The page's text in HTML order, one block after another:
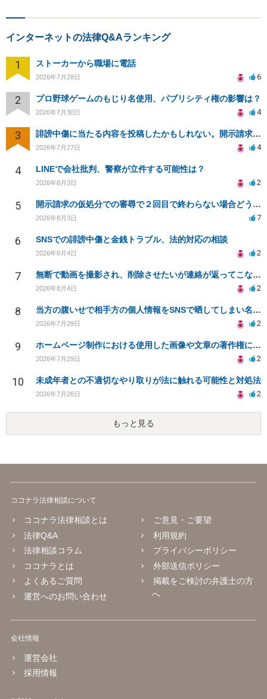
インターネットの法律Q&Aランキング
1 ストーカーから職場に電話
2026年7月28日 6
2 プロ野球ゲームのもじり名使用、パブリシティ権の影響は？
2026年7月30日 4
3 誹謗中傷に当たる内容を投稿したかもしれない。開示請求や民事刑事裁判に発展しうるのか教えて欲しい。
2026年7月27日 4
4 LINEで会社批判、警察が立件する可能性は？
2026年8月3日 2
5 開示請求の仮処分での審尋で２回目で終わらない場合どうしたらいいですか
2026年8月3日 7
6 SNSでの誹謗中傷と金銭トラブル、法的対応の相談
2026年8月4日 2
7 無断で動画を撮影され、削除させたいが連絡が返ってこない。
2026年8月4日 2
8 当方の腹いせで相手方の個人情報をSNSで晒してしまい名誉毀損させてしまったかもしれない
2026年7月29日 2
9 ホームページ制作における使用した画像や文章の著作権について
2026年7月29日 2
10 未成年者との不適切なやり取りが法に触れる可能性と対処法
2026年7月26日 2
もっと見る
ココナラ法律相談について
ココナラ法律相談とは
法律Q&A
法律相談コラム
ココナラとは
よくあるご質問
運営へのお問い合わせ
ご意見・ご要望
利用規約
プライバシーポリシー
外部送信ポリシー
掲載をご検討の弁護士の方
へ
会社情報
運営会社
採用情報